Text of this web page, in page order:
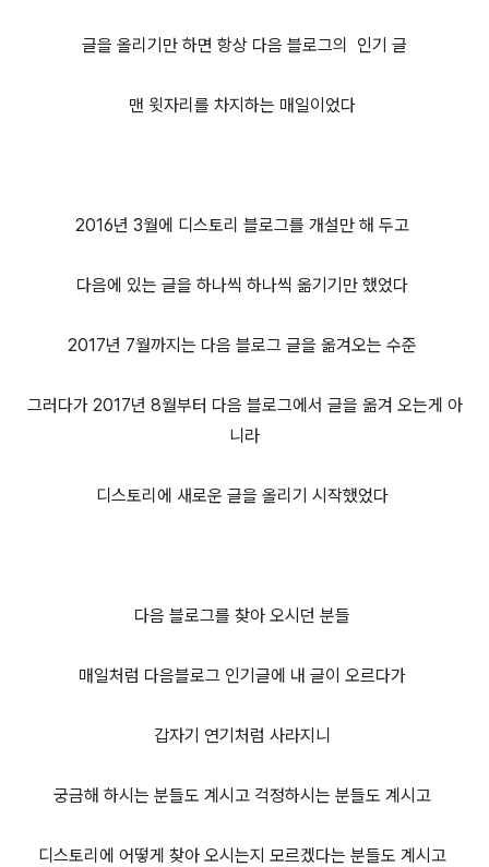
글을 올리기만 하면 항상 다음 블로그의 인기 글
맨 윗자리를 차지하는 매일이었다
2016년 3월에 디스토리 블로그를 개설만 해 두고
다음에 있는 글을 하나씩 하나씩 옮기기만 했었다
2017년 7월까지는 다음 블로그 글을 옮겨오는 수준
그러다가 2017년 8월부터 다음 블로그에서 글을 옮겨 오는게 아
니라
디스토리에 새로운 글을 올리기 시작했었다
다음 블로그를 찾아 오시던 분들
매일처럼 다음블로그 인기글에 내 글이 오르다가
갑자기 연기처럼 사라지니
궁금해 하시는 분들도 계시고 걱정하시는 분들도 계시고
디스토리에 어떻게 찾아 오시는지 모르겠다는 분들도 계시고